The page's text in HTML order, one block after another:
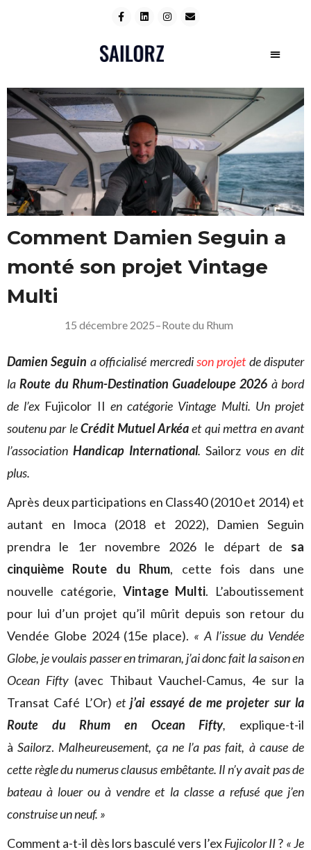
Comment Damien Seguin a
monté son projet Vintage
Multi
15 décembre 2025–Route du Rhum
Damien Seguin a officialisé mercredison projetde disputer
laRoute du Rhum-Destination Guadeloupe 2026 à bord
de l’ex Fujicolor II en catégorie Vintage Multi. Un projet
soutenu par leCrédit Mutuel Arkéaet qui mettra en avant
l’association Handicap International. Sailorz vous en dit
plus.
Après deux participations en Class40 (2010 et 2014) et
autant en Imoca (2018 et 2022), Damien Seguin
prendra le 1er novembre 2026 le départ de sa
cinquième Route du Rhum, cette fois dans une
nouvelle catégorie, Vintage Multi. L’aboutissement
pour lui d’un projet qu’il mûrit depuis son retour du
Vendée Globe 2024 (15e place). « A l’issue du Vendée
Globe, je voulais passer en trimaran, j’ai donc fait la saison en
Ocean Fifty(avec Thibaut Vauchel-Camus, 4e sur la
Transat Café L’Or) etj’ai essayé de me projeter sur la
Route du Rhum en Ocean Fifty, explique-t-il
àSailorz. Malheureusement, ça ne l’a pas fait, à cause de
cette règle du numerus clausus embêtante. Il n’y avait pas de
bateau à louer ou à vendre et la classe a refusé que j’en
construise un neuf. »
Comment a-t-il dès lors basculé vers l’exFujicolor II? « Je